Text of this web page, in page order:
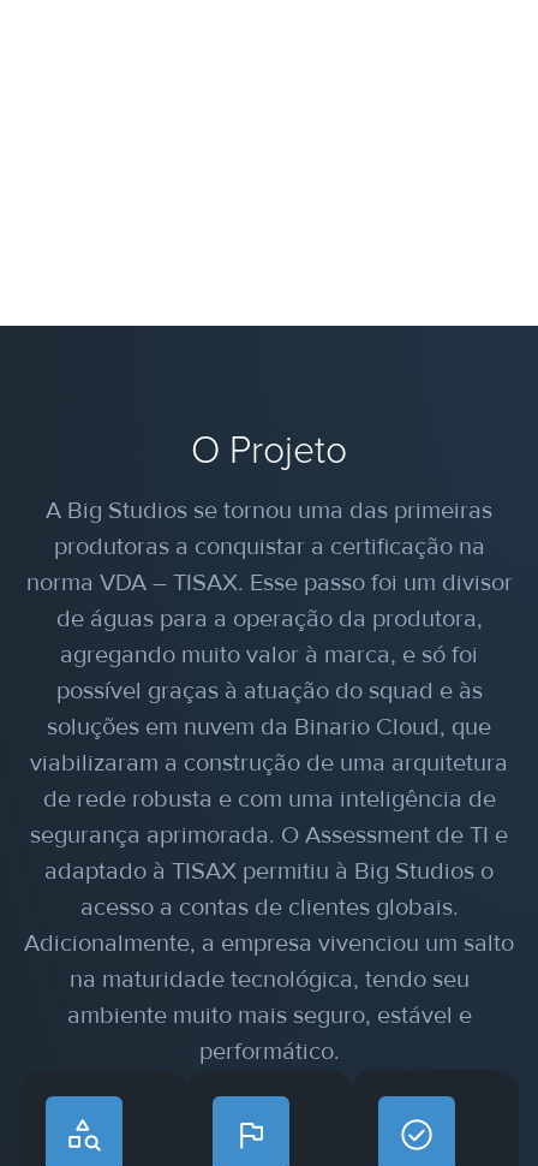
O Projeto
A Big Studios se tornou uma das primeiras
produtoras a conquistar a certificação na
norma VDA – TISAX. Esse passo foi um divisor
de águas para a operação da produtora,
agregando muito valor à marca, e só foi
possível graças à atuação do squad e às
soluções em nuvem da Binario Cloud, que
viabilizaram a construção de uma arquitetura
de rede robusta e com uma inteligência de
segurança aprimorada. O Assessment de TI e
adaptado à TISAX permitiu à Big Studios o
acesso a contas de clientes globais.
Adicionalmente, a empresa vivenciou um salto
na maturidade tecnológica, tendo seu
ambiente muito mais seguro, estável e
performático.